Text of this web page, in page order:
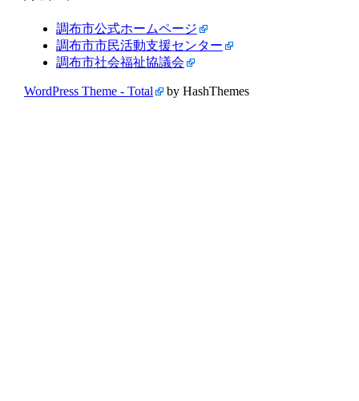
調布市公式ホームページ
調布市市民活動支援センター
調布市社会福祉協議会
WordPress Theme - Total by HashThemes